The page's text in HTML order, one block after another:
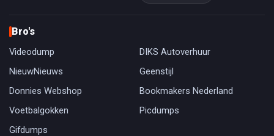
Bro's
Videodump
DIKS Autoverhuur
NieuwNieuws
Geenstijl
Donnies Webshop
Bookmakers Nederland
Voetbalgokken
Picdumps
Gifdumps